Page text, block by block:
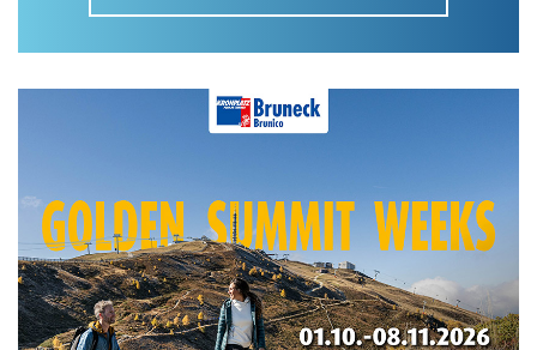
Im Tourenarchiv suchen
Region: